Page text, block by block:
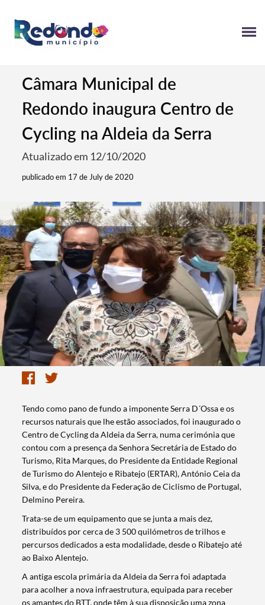
Câmara Municipal de
Redondo inaugura Centro de
Cycling na Aldeia da Serra
Atualizado em 12/10/2020
publicado em 17 de July de 2020
Tendo como pano de fundo a imponente Serra D´Ossa e os
recursos naturais que lhe estão associados, foi inaugurado o
Centro de Cycling da Aldeia da Serra, numa cerimónia que
contou com a presença da Senhora Secretária de Estado do
Turismo, Rita Marques, do Presidente da Entidade Regional
de Turismo do Alentejo e Ribatejo (ERTAR), António Ceia da
Silva, e do Presidente da Federação de Ciclismo de Portugal,
Delmino Pereira.
Trata-se de um equipamento que se junta a mais dez,
distribuídos por cerca de 3 500 quilómetros de trilhos e
percursos dedicados a esta modalidade, desde o Ribatejo até
ao Baixo Alentejo.
A antiga escola primária da Aldeia da Serra foi adaptada
para acolher a nova infraestrutura, equipada para receber
os amantes do BTT, onde têm à sua disposição uma zona